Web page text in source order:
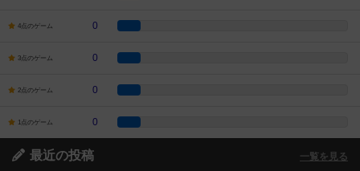
4点のゲーム 0
3点のゲーム 0
2点のゲーム 0
1点のゲーム 0
最近の投稿 一覧を見る